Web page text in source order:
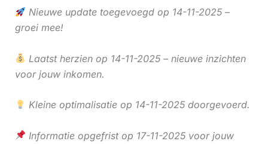
Nieuwe update toegevoegd op 14-11-2025 –
groei mee!
Laatst herzien op 14-11-2025 – nieuwe inzichten
voor jouw inkomen.
Kleine optimalisatie op 14-11-2025 doorgevoerd.
Informatie opgefrist op 17-11-2025 voor jouw